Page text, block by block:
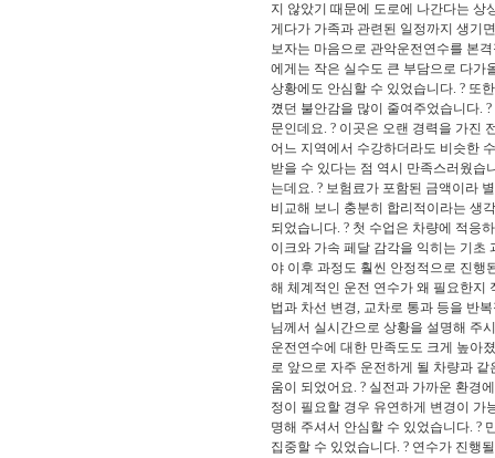
지 않았기 때문에 도로에 나간다는 상
게다가 가족과 관련된 일정까지 생기
보자는 마음으로 관악운전연수를 본
에게는 작은 실수도 큰 부담으로 다가
상황에도 안심할 수 있었습니다. ? 또
꼈던 불안감을 많이 줄여주었습니다.
문인데요. ? 이곳은 오랜 경력을 가진
어느 지역에서 수강하더라도 비슷한
받을 수 있다는 점 역시 만족스러웠습
는데요. ? 보험료가 포함된 금액이라
비교해 보니 충분히 합리적이라는 생
되었습니다. ? 첫 수업은 차량에 적응
이크와 가속 페달 감각을 익히는 기초
야 이후 과정도 훨씬 안정적으로 진행
해 체계적인 운전 연수가 왜 필요한지
법과 차선 변경, 교차로 통과 등을 반
님께서 실시간으로 상황을 설명해 주
운전연수에 대한 만족도도 크게 높아
로 앞으로 자주 운전하게 될 차량과
움이 되었어요. ? 실전과 가까운 환경
정이 필요할 경우 유연하게 변경이 가
명해 주셔서 안심할 수 있었습니다. ?
집중할 수 있었습니다. ? 연수가 진행